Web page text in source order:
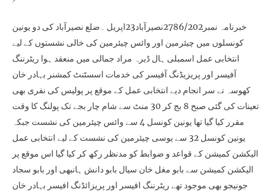
خبرنامہ نمبر2786/202نصیرآباد23اپریل ۔ضلع نصیرآباد کی دو یونین
کونسلوں میں چیئرمین اور وائس چیئرمین کی خالی نشستوں کے لیے
انتخابی عمل اسمبلی ہال ڈیرہ مراد جمالی میں منعقد ہوا ریٹرننگ
آفیسر اور پریزیڈنگ آفیسر کی خدمات اسسٹنٹ کمشنر بہادر خان
کھوسہ نے سر انجام دیے انتخابی عمل کے موقع پر پولیس کی نفری بھی
تعینات کی گئی صبح 8 بج کر 30 منٹ سے شام چار بجے تک پولنگ کا وقت
مقرر کیا گیا تھا یونین کونسل 4 سے وائس چیئرمین کی نشست جبکہ
یونین کونسل 32 سے یوسی چیئرمین کی نشست کے لیے انتخابی عمل
الیکشن کمیشن کے قواعد و ضوابط کو مدنظر رکھ کر کیا گیا اس موقع پر
الیکشن کمیشن سے بابو مغل خان سیال بابو دانش ہانبھی اور بابو سجاد
جونیجو بھی موجود تھے ریٹرننگ افیسر اور پریزائڈنگ افیسر بہادر خان